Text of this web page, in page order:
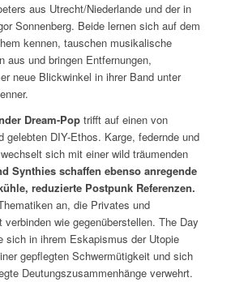
aus Utrecht/Niederlande und der in
Sonnenberg. Beide lernen sich auf dem
kennen, tauschen musikalische
aus und bringen Entfernungen,
neue Blickwinkel in ihrer Band unter
Dream-Poptrifft auf einen von
gelebten DIY-Ethos. Karge, federnde und
sich mit einer wild träumenden
Synthies schaffen ebenso anregende
reduzierte Postpunk Referenzen.
an, die Privates und
wie gegenüberstellen. The Day
sich in ihrem Eskapismus der Utopie
gepflegten Schwermütigkeit und sich
Deutungszusammenhänge verwehrt.